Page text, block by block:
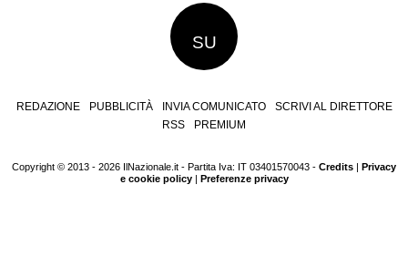
SU
REDAZIONE PUBBLICITÀ INVIA COMUNICATO
SCRIVI AL DIRETTORE
RSS
PREMIUM
Copyright © 2013 - 2026 IlNazionale.it - Partita Iva: IT 03401570043 - Credits | Privacy
e cookie policy| Preferenze privacy